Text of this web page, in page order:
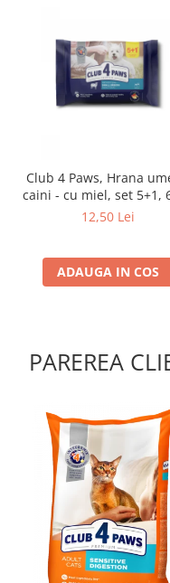
Club 4 Paws, Hrana
caini - cu miel, set 5+1,
g
12,50 Lei
ADAUGA IN COS
PAREREA